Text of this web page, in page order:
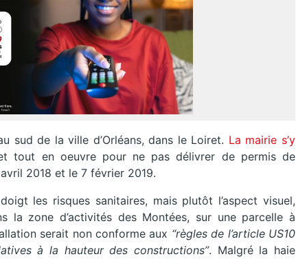
sud de la ville d’Orléans, dans le Loiret. La mairie s’y
tout en oeuvre pour ne pas délivrer de permis de
2018 et le 7 février 2019.
les risques sanitaires, mais plutôt l’aspect visuel,
la zone d’activités des Montées, sur une parcelle à
serait non conforme aux “règles de l’article US10
à la hauteur des constructions”. Malgré la haie